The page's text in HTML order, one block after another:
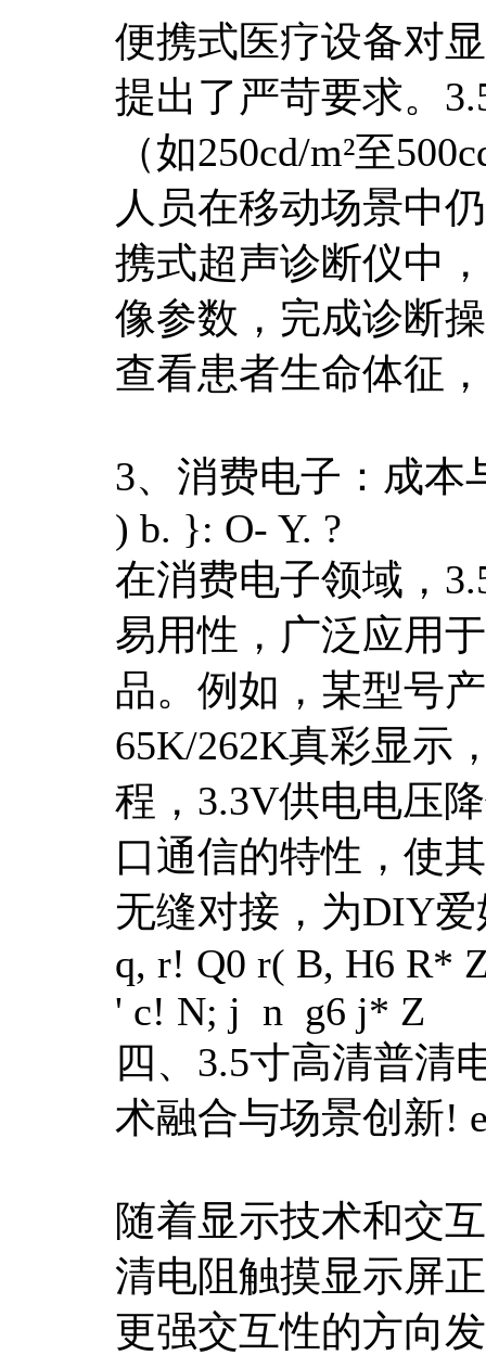
便携式医疗设备对
提出了严苛要求。
（如250cd/m²至
人员在移动场景中
携式超声诊断仪中
像参数，完成诊断
查看患者生命体征
3、消费电子：成本
) b. }: O- Y. ?
在消费电子领域，
易用性，广泛应用
品。例如，某型号
65K/262K真彩显示
程，3.3V供电电压
口通信的特性，使
无缝对接，为DIY
q, r! Q0 r( B, H6 R*
' c! N; j n g6 j* Z
四、3.5寸高清普清
术融合与场景创新!
随着显示技术和交
清电阻触摸显示屏
更强交互性的方向